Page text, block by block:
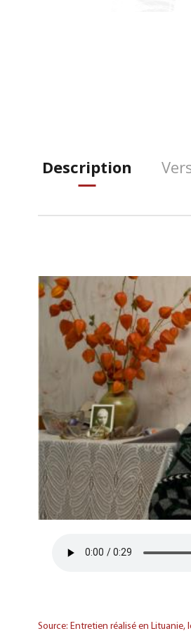
Description
Source: Entretien réalisé en Lituanie,